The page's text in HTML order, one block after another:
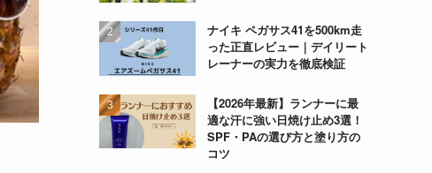
ナイキ ペガサス41を500km走
った正直レビュー｜デイリート
レーナーの実力を徹底検証
【2026年最新】ランナーに最
適な汗に強い日焼け止め3選！
SPF・PAの選び方と塗り方の
コツ